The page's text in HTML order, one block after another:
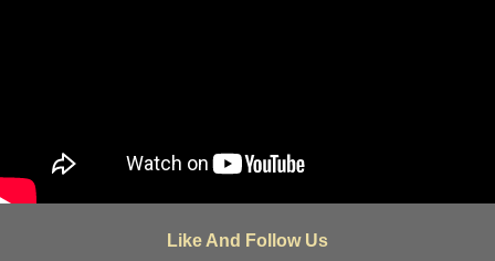
Like And Follow Us